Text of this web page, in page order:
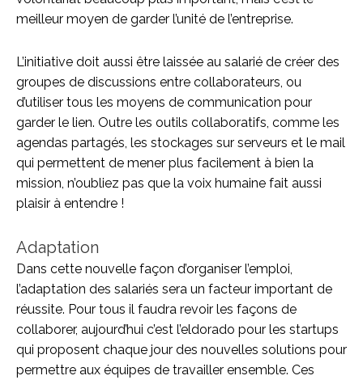
meilleur moyen de garder l’unité de l’entreprise.
L’initiative doit aussi être laissée au salarié de créer des
groupes de discussions entre collaborateurs, ou
d’utiliser tous les moyens de communication pour
garder le lien. Outre les outils collaboratifs, comme les
agendas partagés, les stockages sur serveurs et le mail
qui permettent de mener plus facilement à bien la
mission, n’oubliez pas que la voix humaine fait aussi
plaisir à entendre !
Adaptation
Dans cette nouvelle façon d’organiser l’emploi,
l’adaptation des salariés sera un facteur important de
réussite. Pour tous il faudra revoir les façons de
collaborer, aujourd’hui c’est l’eldorado pour les startups
qui proposent chaque jour des nouvelles solutions pour
permettre aux équipes de travailler ensemble. Ces